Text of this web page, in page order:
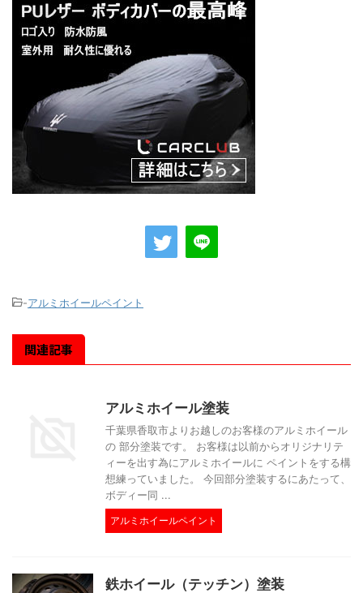
-アルミホイールペイント
関連記事
アルミホイール塗装
千葉県香取市よりお越しのお客様のアルミホイール
の 部分塗装です。 お客様は以前からオリジナリテ
ィーを出す為にアルミホイールに ペイントをする構
想練っていました。 今回部分塗装するにあたって、
ボディー同 ...
アルミホイールペイント
鉄ホイール（テッチン）塗装